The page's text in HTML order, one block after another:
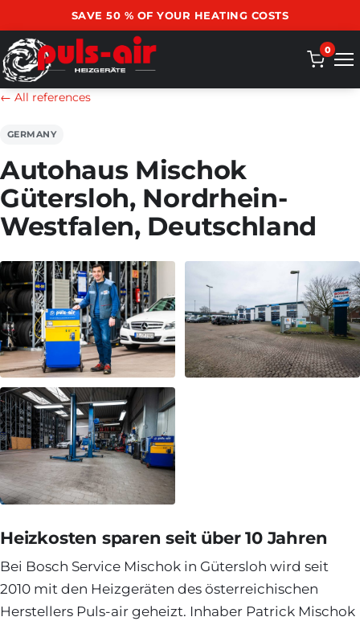
SAVE 50 % OF YOUR HEATING COSTS
0
← All references
GERMANY
Autohaus Mischok
Gütersloh, Nordrhein-
Westfalen, Deutschland
Heizkosten sparen seit über 10 Jahren
Bei Bosch Service Mischok in Gütersloh wird seit
2010 mit den Heizgeräten des österreichischen
Herstellers Puls-air geheizt. Inhaber Patrick Mischok